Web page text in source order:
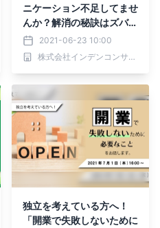
ニケーション不足してませ
んか？解消の秘訣はズバリ
「3つの〇〇」だった
2021-06-23 10:00
株式会社インデンコンサルティング
独立を考えている方へ！
「開業で失敗しないために